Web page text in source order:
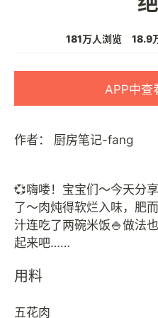
181万人浏览 18.9
APP中查
作者： 厨房笔记-fang
💞嗨喽！宝宝们～今天分
了～肉炖得软烂入味，肥
汁连吃了两碗米饭🍚做法
用料
五花肉